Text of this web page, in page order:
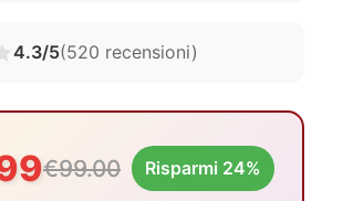
4.3/5(520 recensioni)
€99.00 Risparmi 24%